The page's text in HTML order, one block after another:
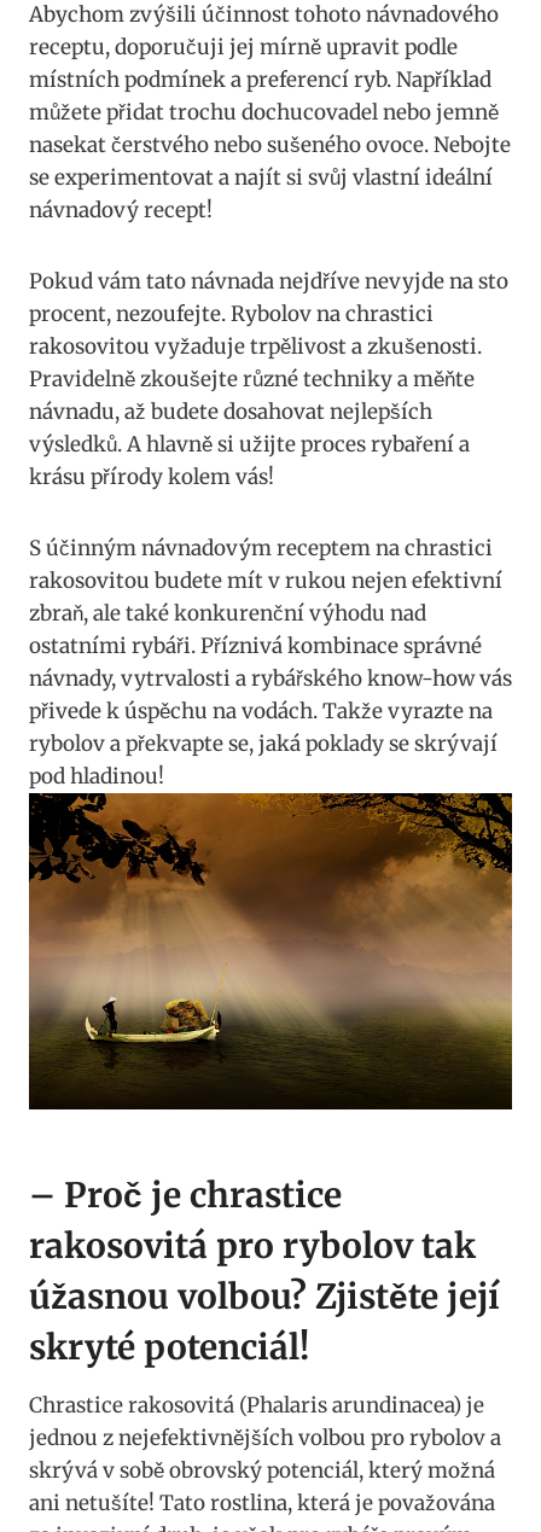
Abychom zvýšili účinnost tohoto návnadového‌
receptu, doporučuji jej mírně upravit podle
místních podmínek a ‍preferencí ryb. Například
⁢můžete přidat trochu dochucovadel nebo jemně
nasekat čerstvého nebo sušeného ovoce.​ Nebojte
se experimentovat a najít si svůj vlastní ideální⁢
návnadový recept!
Pokud ‍vám tato návnada ‍nejdříve nevyjde na sto
procent,‌ nezoufejte. Rybolov⁢ na chrastici
rakosovitou vyžaduje trpělivost a ​zkušenosti.
Pravidelně zkoušejte různé ⁣techniky⁤ a měňte
návnadu, až budete dosahovat ⁣nejlepších
výsledků.⁣ A hlavně⁢ si užijte proces⁤ rybaření a
krásu přírody kolem⁤ vás!
S‍ účinným návnadovým⁤ receptem na chrastici
rakosovitou budete mít v rukou nejen efektivní
zbraň, ale také konkurenční výhodu nad
ostatními⁣ rybáři. Příznivá kombinace správné
návnady, vytrvalosti a rybářského know-how ⁢vás
přivede k úspěchu na ⁤vodách. Takže vyrazte na
rybolov a překvapte se, jaká⁢ poklady se skrývají
pod hladinou!
– ‌Proč je chrastice
rakosovitá ​pro rybolov tak
úžasnou volbou? Zjistěte její
skryté potenciál!
Chrastice rakosovitá (Phalaris arundinacea) je
‍jednou z nejefektivnějších volbou pro ‍rybolov a
skrývá v sobě obrovský potenciál, ‌který‌ možná
ani netušíte! Tato rostlina, která je ⁣považována